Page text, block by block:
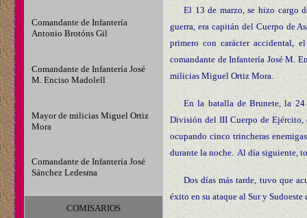
El 13 de marzo, se hizo cargo
guerra, era capitán del Cuerpo de
primero con carácter accidental,
comandante de Infantería José M.
milicias Miguel Ortiz Mora.
En la batalla de Brunete, la 24
División del III Cuerpo de Ejército,
ocupando cinco trincheras
durante la noche. Al día siguiente,
Dos días más tarde, tuvo que
éxito en su ataque al Sur y
Comandante de Infantería
Antonio Brotóns Gil
Comandante de Infantería José
M. Enciso Madolell
Mayor de milicias Miguel Ortiz
Mora
Comandante de Infantería José
Sánchez Ledesma
COMISARIOS